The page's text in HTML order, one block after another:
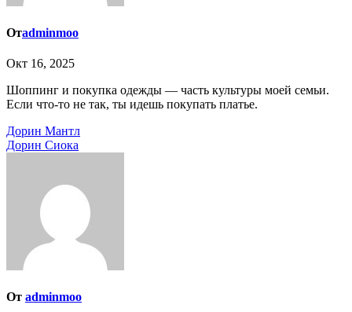
Отadminmoo
Окт 16, 2025
Шоппинг и покупка одежды — часть культуры моей семьи.
Если что-то не так, ты идешь покупать платье.
Навигация
по
Дорин Мантл
Дорин Сиока
От adminmoo